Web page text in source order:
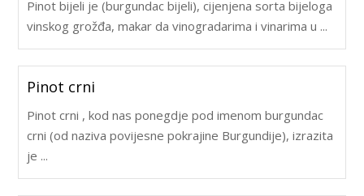
Pinot bijeli je (burgundac bijeli), cijenjena sorta bijeloga
vinskog grožđa, makar da vinogradarima i vinarima u ...
Pinot crni
Pinot crni , kod nas ponegdje pod imenom burgundac
crni (od naziva povijesne pokrajine Burgundije), izrazita
je ...